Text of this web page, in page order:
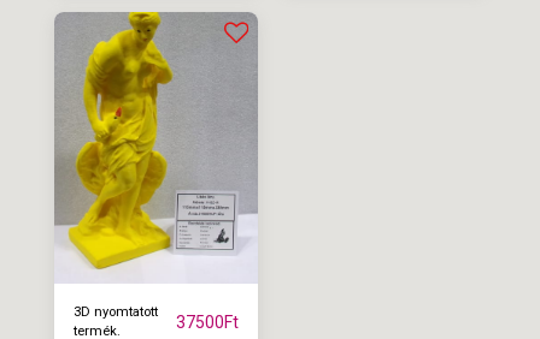
3D nyomtatott
termék.
37500Ft